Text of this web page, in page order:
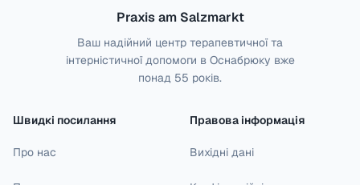
Praxis am Salzmarkt
Ваш надійний центр терапевтичної та
інтерністичної допомоги в Оснабрюку вже
понад 55 років.
Швидкі посилання
Про нас
Правова інформація
Вихідні дані